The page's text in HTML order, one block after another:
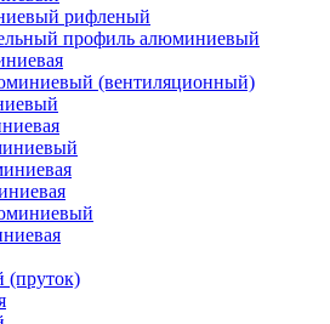
рифленый
профиль алюминиевый
(вентиляционный)
(пруток)